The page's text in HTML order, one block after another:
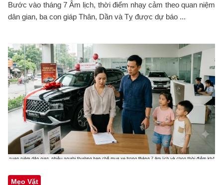
Bước vào tháng 7 Âm lịch, thời điểm nhạy cảm theo quan niệm
dân gian, ba con giáp Thân, Dần và Tỵ được dự báo ...
Mẹo Vặt